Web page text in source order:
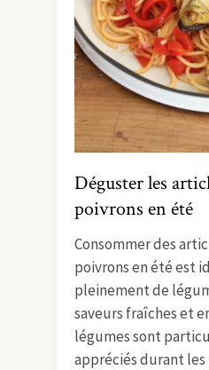
Déguster les
poivrons en été
Consommer des
poivrons en été est
pleinement de
saveurs fraîches et
légumes sont
appréciés durant les